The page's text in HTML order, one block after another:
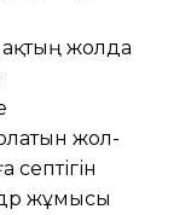
жолда
жол-
жұмысы